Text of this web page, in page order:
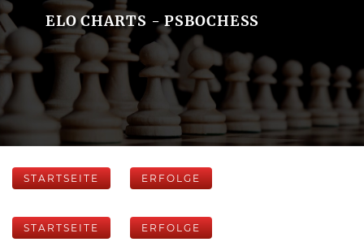
ELO CHARTS - PSBOCHESS
STARTSEITE ERFOLGE
STARTSEITE ERFOLGE